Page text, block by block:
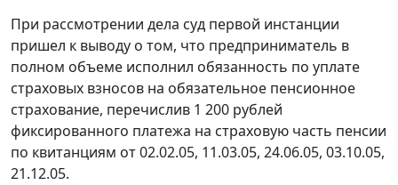
При рассмотрении дела суд первой инстанции
пришел к выводу о том, что предприниматель в
полном объеме исполнил обязанность по уплате
страховых взносов на обязательное пенсионное
страхование, перечислив 1 200 рублей
фиксированного платежа на страховую часть пенсии
по квитанциям от 02.02.05, 11.03.05, 24.06.05, 03.10.05,
21.12.05.